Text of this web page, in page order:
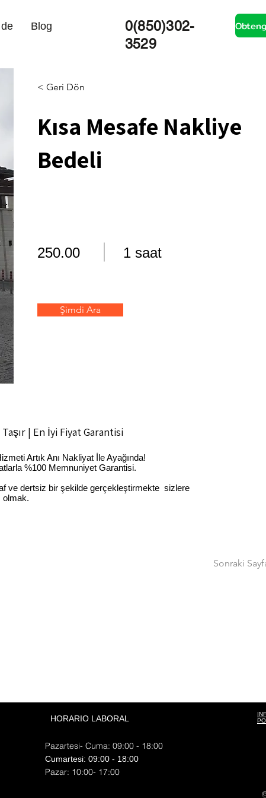
Blog
0(850)302-
3529
< Geri Dön
Kısa Mesafe Nakliye
Bedeli
250.00 1 saat
Şimdi Ara
| En İyi Fiyat Garantisi
Artık Anı Nakliyat İle Ayağında!
%100 Memnuniyet Garantisi.
ve dertsiz bir şekilde gerçekleştirmekte sizlere
olmak.
Sonraki
HORARIO LABORAL
Pazartesi- Cuma: 09:00 - 18:00
​​Cumartesi: 09:00 - 18:00
​Pazar: 10:00- 17:00
nakliyat fiyat eve nakliyat fulya nakliye fulya nakliyeci gayretepe nakliyat gayrettepe nakliyat
şehirler arası nakliyat şişli ev taşıma şişli nakliyat şişli nakliye nakliyat fulya nakliyat sisli house-to-home transport ANI TAŞIMACILIK sudden moment home moment